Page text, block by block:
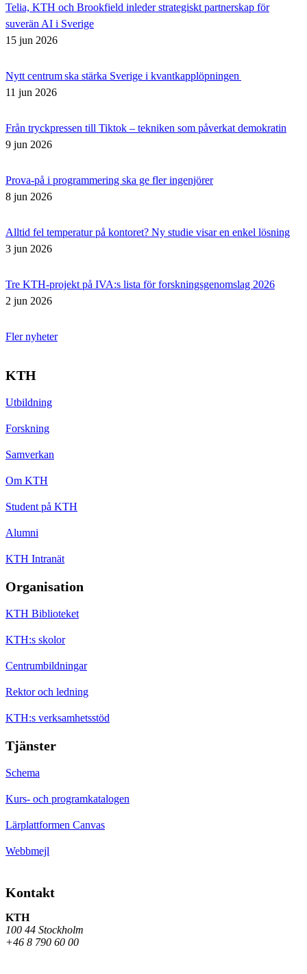
Telia, KTH och Brookfield inleder strategiskt partnerskap för
suverän AI i Sverige
15 jun 2026
Nytt centrum ska stärka Sverige i kvantkapplöpningen
11 jun 2026
Från tryckpressen till Tiktok – tekniken som påverkat demokratin
9 jun 2026
Prova-på i programmering ska ge fler ingenjörer
8 jun 2026
Alltid fel temperatur på kontoret? Ny studie visar en enkel lösning
3 jun 2026
Tre KTH-projekt på IVA:s lista för forskningsgenomslag 2026
2 jun 2026
Fler nyheter
KTH
Utbildning
Forskning
Samverkan
Om KTH
Student på KTH
Alumni
KTH Intranät
Organisation
KTH Biblioteket
KTH:s skolor
Centrumbildningar
Rektor och ledning
KTH:s verksamhetsstöd
Tjänster
Schema
Kurs- och programkatalogen
Lärplattformen Canvas
Webbmejl
Kontakt
KTH
100 44 Stockholm
+46 8 790 60 00